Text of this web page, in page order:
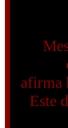
afirma
Este